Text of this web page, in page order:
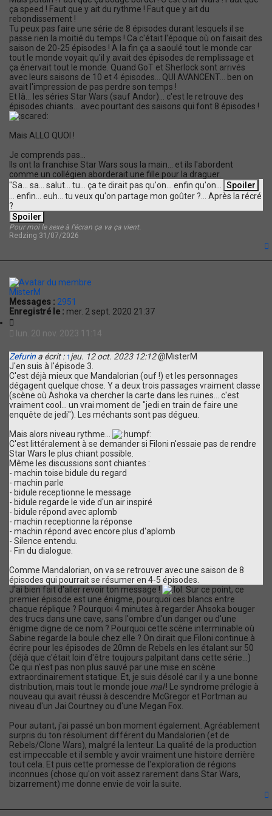
ça speed ! Faut que y ait du rythme ! Faut que y ait du
rebondissement !
Tu peux pas faire une série de 8 épisodes durant lesquels il se
passe rien la moitié du temps ! Ca c'était l'époque où on faisait des
saison de 20-25 épisodes ! A la fin ça a saoulé tout le monde car
tout le monde voyait qu'il y avait des épisodes de remplissage et
ça énervait tout le monde. Quand GoT et Sherlock sont arrivés
avec leurs saisons de 10 et 4 épisodes... QUI AVANCENT... ben on
avait l'impression de pas perdre son temps !
Et là... les séries Star Wars (sauf Andor)... c'est le retrouve des
épisodes chiants... avec pourtant des saisons qui font 8 épisodes !
Mais ALLO QUOI !
Je comprends pas...
Ils ont la franchise Star Wars sous la main... et ils l'abordent
comme un collégien aborderait une fille pour la draguer.
"Sa... sa... salut... tu... ça te dirait pas qu'on... enfin qu'on...
... enfin... euh... tu veux qu'on partage mon goûter ?... Après la récré
?
Pour moi le sexe à l'écran ça va ça vient.
Redzing 31/07/2026
MisterM
Messages : 2951
Enregistré le : mer. 2 sept. 2020 21:37
a
t
o
n
lun. 20 nov. 2023 11:14
Zefurin a écrit : ↑jeu. 12 oct. 2023 12:12@MisterM
J'en suis à l'épisode 3.
C'est déjà mieux que Mandalorian (ouf !) et les personnages
dégagent quelque chose. Y a deux trois passages vraiment classe
(scène où Ashoka va chercher la carte dans les ruines... c'est
vraiment cool... un vrai moment de "jedi en train de faire une
enquête de jedi"). Les méchants sont pas dégueu.
Mais alors niveau rythme...
C'est littéralement à se demander si Filoni n'essaie pas de rendre
Star Wars le plus chiant possible.
Même les discussions sont chiantes :
- machin toise bidule du regard
- machin parle
- bidule receptionne le message
- bidule regarde le vide d'un air inspiré
- bidule répond avec aplomb
- machin receptionne la réponse
- machin répond avec encore plus d'aplomb
- Silence entendu.
- Fin du dialogue.
Comme Mandalorian, on va se retrouver avec une saison de 8
épisodes qui pourrait se résumer en 4-5 épisodes.
J'ai bien fait d'aller revoir ton message !
Sur ce point, ce
premier épisode est une énigme, pourquoi ces blancs entre
chaque réplique ? Pourquoi 4 minutes à regarder Ahsoka bouger
des trucs dans une cave, sans l'ombre d'un danger ou d'une
énigme digne de ce nom ? Pourquoi cette scène interminable où
Sabine regarde la boule chez elle ? On dirait que Filoni continue à
écrire pour les épisodes de 20mn de Rebels en les étalant sur 50
(déjà que c'était loin d'être toujours palpitant dans cette série...)
Ce qui n'est pas non plus sauvé par une mise en scène
extraordinairement statique. Et, je suis désolé car il y a une bonne
distribution, mais tout le monde joue mal! Le syndrome prélogie à
nouveau qui avait réussi à descendre McGregor et Portman au
niveau d'un Jai Courtney ou d'une Megan Fox.
Pour autant, j'ai passé un bon moment également. Agréablement
surpris du ton résolument différent du Mandalorien (et de
Rebels/Clone Wars), malgré la lenteur. La qualité de la production
est impeccable et il semble y avoir vraiment une histoire derrière
tout cela. Et puis cette promesse de l'exploration de régions
inconnues (chose qu'on voit assez rarement dans Star Wars,
bizarrement) me donne envie de voir la suite.